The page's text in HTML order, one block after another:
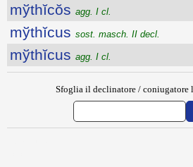
mўthĭcŏs agg. I cl.
mўthĭcus sost. masch. II decl.
mўthĭcus agg. I cl.
Sfoglia il declinatore / coniugatore